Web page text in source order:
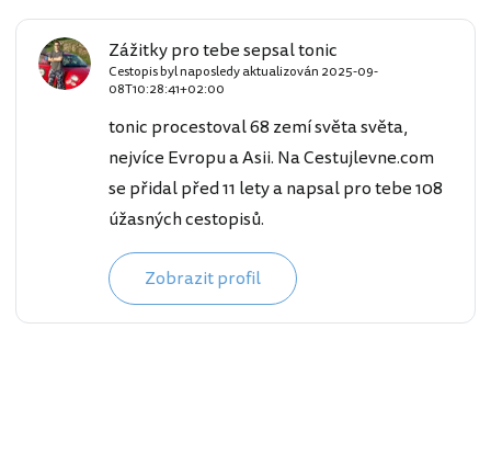
Zážitky pro tebe sepsal tonic
Cestopis byl naposledy aktualizován 2025-09-
08T10:28:41+02:00
tonic procestoval 68 zemí světa světa,
nejvíce Evropu a Asii. Na Cestujlevne.com
se přidal před 11 lety a napsal pro tebe 108
úžasných cestopisů.
Zobrazit profil